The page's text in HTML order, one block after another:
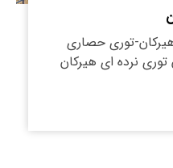
توری حصاری
توری نرده ای هیرکان